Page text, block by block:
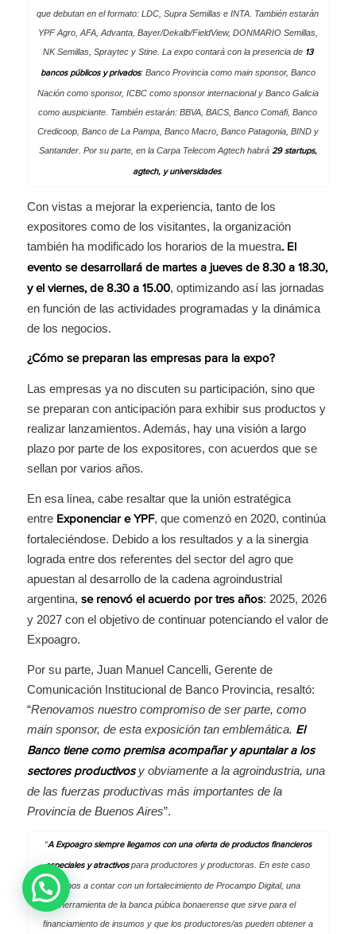
que debutan en el formato: LDC, Supra Semillas e INTA. También estarán
YPF Agro, AFA, Advanta, Bayer/Dekalb/FieldView, DONMARIO Semillas,
NK Semillas, Spraytec y Stine. La expo contará con la presencia de 13
bancos públicos y privados: Banco Provincia como main sponsor, Banco
Nación como sponsor, ICBC como sponsor internacional y Banco Galicia
como auspiciante. También estarán: BBVA, BACS, Banco Comafi, Banco
Credicoop, Banco de La Pampa, Banco Macro, Banco Patagonia, BIND y
Santander. Por su parte, en la Carpa Telecom Agtech habrá 29 startups,
agtech, y universidades.
Con vistas a mejorar la experiencia, tanto de los
expositores como de los visitantes, la organización
también ha modificado los horarios de la muestra. El
evento se desarrollará de martes a jueves de 8.30 a 18.30,
y el viernes, de 8.30 a 15.00, optimizando así las jornadas
en función de las actividades programadas y la dinámica
de los negocios.
¿Cómo se preparan las empresas para la expo?
Las empresas ya no discuten su participación, sino que
se preparan con anticipación para exhibir sus productos y
realizar lanzamientos. Además, hay una visión a largo
plazo por parte de los expositores, con acuerdos que se
sellan por varios años.
En esa línea, cabe resaltar que la unión estratégica
entre Exponenciar e YPF, que comenzó en 2020, continúa
fortaleciéndose. Debido a los resultados y a la sinergia
lograda entre dos referentes del sector del agro que
apuestan al desarrollo de la cadena agroindustrial
argentina, se renovó el acuerdo por tres años: 2025, 2026
y 2027 con el objetivo de continuar potenciando el valor de
Expoagro.
Por su parte, Juan Manuel Cancelli, Gerente de
Comunicación Institucional de Banco Provincia, resaltó:
“Renovamos nuestro compromiso de ser parte, como
main sponsor, de esta exposición tan emblemática. El
Banco tiene como premisa acompañar y apuntalar a los
sectores productivosy obviamente a la agroindustria, una
de las fuerzas productivas más importantes de la
Provincia de Buenos Aires”.
“A Expoagro siempre llegamos con una oferta de productos financieros
especiales y atractivospara productores y productoras. En este caso
vamos a contar con un fortalecimiento de Procampo Digital, una
herramienta de la banca púbica bonaerense que sirve para el
financiamiento de insumos y que los productores/as pueden obtener a